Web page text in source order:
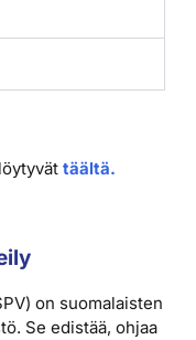
täältä.
on suomalaisten
Se edistää, ohjaa